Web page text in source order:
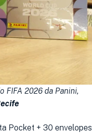
FIFA 2026 da Panini,
Pocket + 30 envelopes